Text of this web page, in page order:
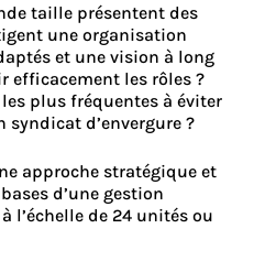
taille présentent des
une organisation
et une vision à long
efficacement les rôles ?
plus fréquentes à éviter
d’envergure ?
approche stratégique et
d’une gestion
l’échelle de 24 unités ou